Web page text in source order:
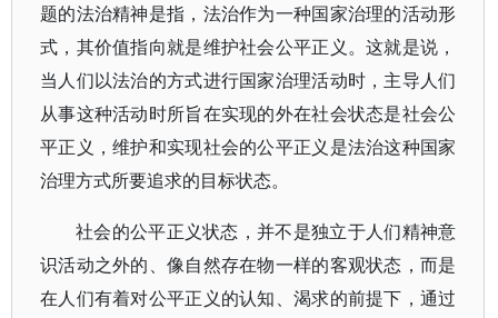
题的法治精神是指，法治作为一种国家治理的活动形
式，其价值指向就是维护社会公平正义。这就是说，
当人们以法治的方式进行国家治理活动时，主导人们
从事这种活动时所旨在实现的外在社会状态是社会公
平正义，维护和实现社会的公平正义是法治这种国家
治理方式所要追求的目标状态。
社会的公平正义状态，并不是独立于人们精神意
识活动之外的、像自然存在物一样的客观状态，而是
在人们有着对公平正义的认知、渴求的前提下，通过